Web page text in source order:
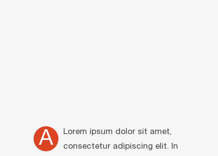
A
Lorem ipsum dolor sit amet,
consectetur adipiscing elit. In